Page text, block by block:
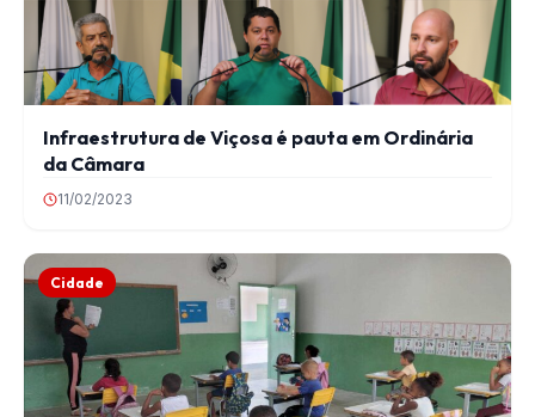
Infraestrutura de Viçosa é pauta em Ordinária
da Câmara
11/02/2023
Cidade